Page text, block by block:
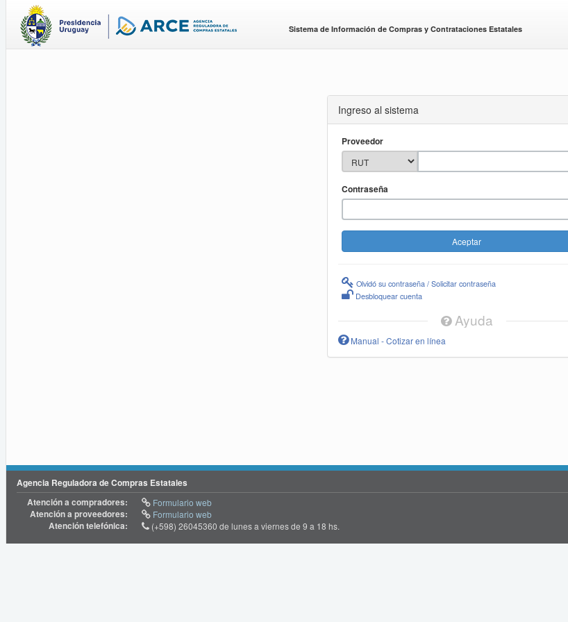
Sistema de Información de Compras y Contrataciones Estatales
Ingreso al sistema
Proveedor
Contraseña
Olvidó su contraseña / Solicitar contraseña
Desbloquear cuenta
Ayuda
Manual - Cotizar en línea
Agencia Reguladora de Compras Estatales
Atención a compradores:
Formulario web
Atención a proveedores: Formulario web
Atención telefónica: (+598) 26045360 de lunes a viernes de 9 a 18 hs.